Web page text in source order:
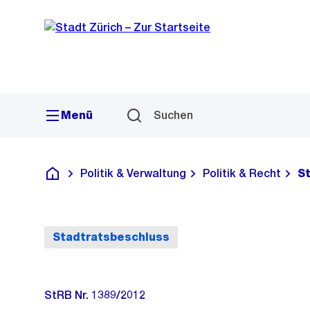
Navigation
Sprunglink
Menü Suchen
Deutsch
Politik & Verwaltung Politik & Recht
Stadtratsbeschluss
StRB Nr. 1389/2012